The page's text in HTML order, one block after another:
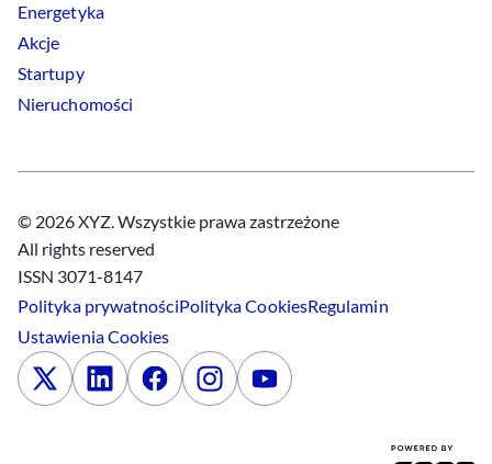
Energetyka
Akcje
Startupy
Nieruchomości
© 2026 XYZ. Wszystkie prawa zastrzeżone
All rights reserved
ISSN 3071-8147
Polityka prywatnościPolitykaCookiesRegulamin
UstawieniaCookies
x LinkedinFacebookInstagramYoutube